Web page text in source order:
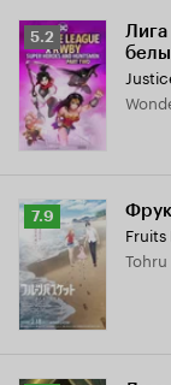
Рейтинг
Кинопоиска
5.2
5.2
Рейтинг
Кинопоиска
7.9
7.9